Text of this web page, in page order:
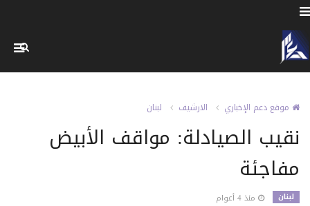
موقع دعم الإخباري الارشيف لبنان
نقيب الصيادلة: مواقف الأبيض
مفاجئة
لبنان منذ 4 أعوام